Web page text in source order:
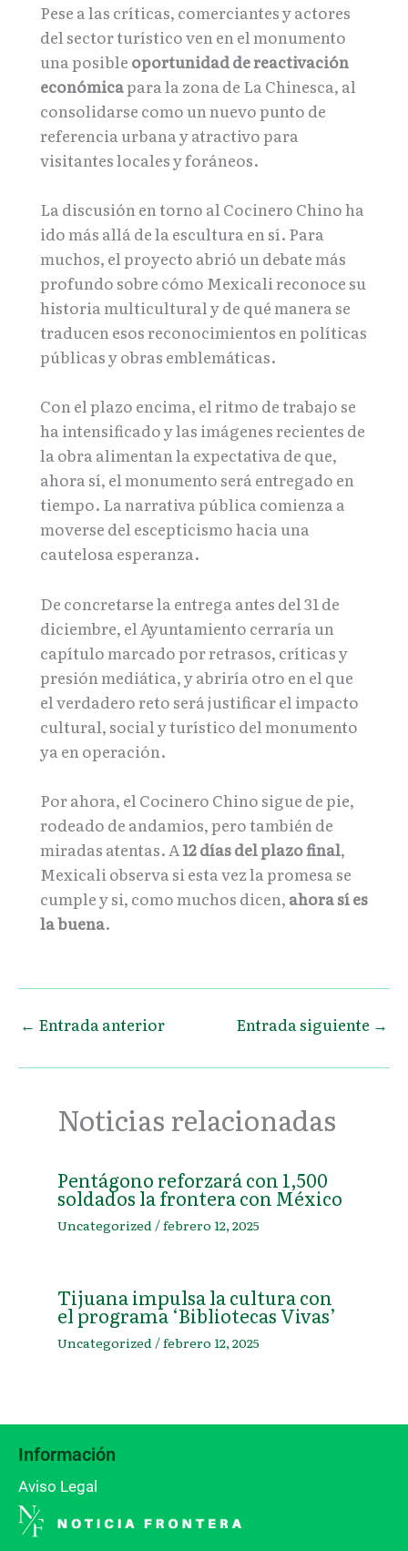
Pese a las críticas, comerciantes y actores
del sector turístico ven en el monumento
una posible oportunidad de reactivación
económicapara la zona de La Chinesca, al
consolidarse como un nuevo punto de
referencia urbana y atractivo para
visitantes locales y foráneos.
La discusión en torno al Cocinero Chino ha
ido más allá de la escultura en sí. Para
muchos, el proyecto abrió un debate más
profundo sobre cómo Mexicali reconoce su
historia multicultural y de qué manera se
traducen esos reconocimientos en políticas
públicas y obras emblemáticas.
Con el plazo encima, el ritmo de trabajo se
ha intensificado y las imágenes recientes de
la obra alimentan la expectativa de que,
ahora sí, el monumento será entregado en
tiempo. La narrativa pública comienza a
moverse del escepticismo hacia una
cautelosa esperanza.
De concretarse la entrega antes del 31 de
diciembre, el Ayuntamiento cerraría un
capítulo marcado por retrasos, críticas y
presión mediática, y abriría otro en el que
el verdadero reto será justificar el impacto
cultural, social y turístico del monumento
ya en operación.
Por ahora, el Cocinero Chino sigue de pie,
rodeado de andamios, pero también de
miradas atentas. A 12 días del plazo final,
Mexicali observa si esta vez la promesa se
cumple y si, como muchos dicen, ahora sí es
la buena.
← Entrada anterior Entrada siguiente →
Noticias relacionadas
Pentágono reforzará con 1,500
soldados la frontera con México
Uncategorized/febrero 12, 2025
Tijuana impulsa la cultura con
el programa ‘Bibliotecas Vivas’
Uncategorized/febrero 12, 2025
Información
Aviso Legal